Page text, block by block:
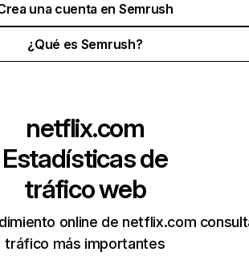
una cuenta en Semrush
¿Qué es Semrush?
netflix.com
Estadísticas de
tráfico web
online de netflix.com
tráfico más importantes